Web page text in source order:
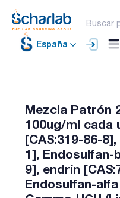
España
Mezcla Patrón
100ug/ml cada
[CAS:319-86-
1], Endosulfan-
9], endrín
Endosulfan-